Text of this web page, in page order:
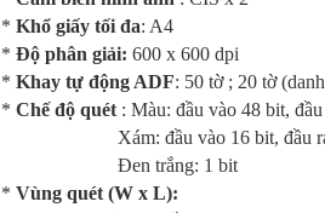
* Khổ giấy tối đa: A4
* Độ phân giải: 600 x 600 dpi
* Khay tự động ADF: 50 tờ ; 20 tờ
* Chế độ quét : Màu: đầu vào 48 bit,
Xám: đầu vào 16 bit, đầu ra
Đen trắng: 1 bit
* Vùng quét (W x L):